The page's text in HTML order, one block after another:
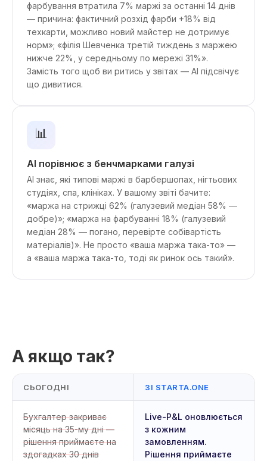
фарбування втратила 7% маржі за останні 14 днів
— причина: фактичний розхід фарби +18% від
техкарти, можливо новий майстер не дотримує
норм»; «філія Шевченка третій тиждень з маржею
нижче 22%, у середньому по мережі 31%».
Замість того щоб ви ритись у звітах — AI підсвічує
що дивитися.
📊
AI порівнює з бенчмарками галузі
AI знає, які типові маржі в барбершопах, нігтьових
студіях, спа, клініках. У вашому звіті бачите:
«маржа на стрижці 62% (галузевий медіан 58% —
добре)»; «маржа на фарбуванні 18% (галузевий
медіан 28% — погано, перевірте собівартість
матеріалів)». Не просто «ваша маржа така-то» —
а «ваша маржа така-то, тоді як ринок ось такий».
А якщо так?
СЬОГОДНІ ЗІ STARTA.ONE
Бухгалтер закриває
місяць на 35-му дні —
рішення приймаєте на
здогадках 30 днів
Live-P&L оновлюється
з кожним
замовленням.
Рішення приймаєте